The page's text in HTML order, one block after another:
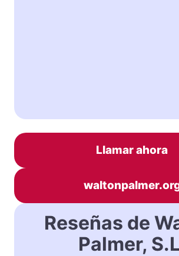
Llamar ahora
Reseñas de
Palmer,